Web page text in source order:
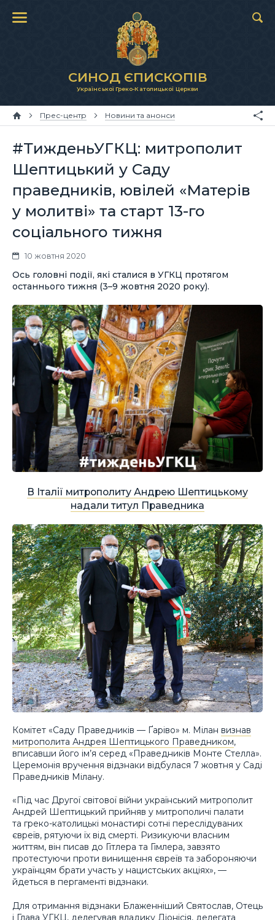
СИНОД ЄПИСКОПІВ
Української Греко-Католицької Церкви
Прес-центр Новини та анонси
#ТижденьУГКЦ: митрополит
Шептицький у Саду
праведників, ювілей «Матерів
у молитві» та старт 13-го
соціального тижня
10 жовтня 2020
Ось головні події, які сталися в УГКЦ протягом
останнього тижня (3–9 жовтня 2020 року).
В Італії митрополиту Андрею Шептицькому
надали титул Праведника
Комітет «Саду Праведників — Ґаріво» м. Мілан визнав
митрополита Андрея Шептицького Праведником,
вписавши його ім’я серед «Праведників Монте Стелла».
Церемонія вручення відзнаки відбулася 7 жовтня у Саді
Праведників Мілану.
«Під час Другої світової війни український митрополит
Андрей Шептицький прийняв у митрополичі палати
та греко-католицькі монастирі сотні переслідуваних
євреїв, рятуючи їх від смерті. Ризикуючи власним
життям, він писав до Гітлера та Гімлера, завзято
протестуючи проти винищення євреїв та забороняючи
українцям брати участь у нацистських акціях», —
йдеться в пергаменті відзнаки.
Для отримання відзнаки Блаженніший Святослав, Отець
і Глава УГКЦ, делегував владику Діонісія, делегата